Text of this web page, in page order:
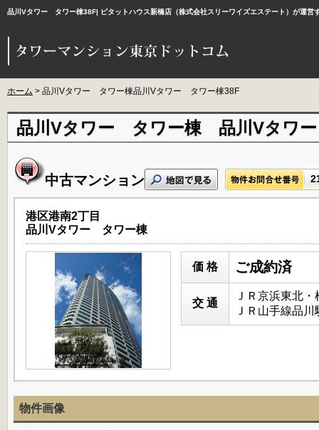
品川Vタワー タワー棟38F| ピタットハウス新橋店（株式会社スリーワイズエステート）が運営
ホーム > 品川Vタワー タワー棟品川Vタワー タワー棟38F
品川Vタワー タワー棟 品川Vタワ
中古マンション
港区港南2丁目
品川Vタワー タワー棟
価 格 ご成約済
交 通
ＪＲ京浜東北
ＪＲ山手線品
物件画像